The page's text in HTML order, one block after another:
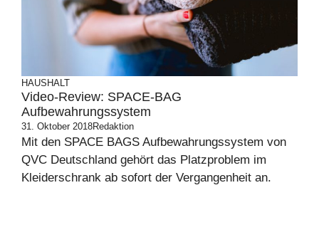
HAUSHALT
Video-Review: SPACE-BAG
Aufbewahrungssystem
31. Oktober 2018Redaktion
Mit den SPACE BAGS Aufbewahrungssystem von
QVC Deutschland gehört das Platzproblem im
Kleiderschrank ab sofort der Vergangenheit an.